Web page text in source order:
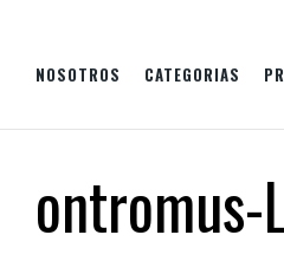
NOSOTROS CATEGORIAS